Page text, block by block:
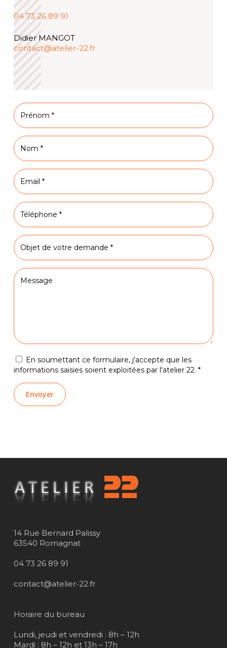
04 73 26 89 91
Didier MANGOT
contact@atelier-22.fr
En soumettant ce formulaire, j'accepte que les
informations saisies soient exploitées par l'atelier 22. *
14 Rue Bernard Palissy
63540 Romagnat
04 73 26 89 91
contact@atelier-22.fr
Horaire du bureau
Lundi, jeudi et vendredi : 8h – 12h
Mardi : 8h – 12h et 13h – 17h